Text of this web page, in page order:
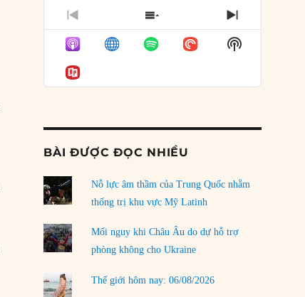
04/08/2026
Điểm mù chiến lược của Trump tại Thái Bình
Dương
03/08/2026
rủi ro
01/08/2026
31/07/2026
phải chịu đựng?
30/07/2026
PREVIOUS
EPISODE
SHOW
EPISODES
LIST
NEXT
EPISODE
Show
Podcast
BÀI ĐƯỢC ĐỌC NHIỀU
Nỗ lực âm thầm của Trung Quốc nhằm
thống trị khu vực Mỹ Latinh
Mối nguy khi Châu Âu do dự hỗ trợ
phòng không cho Ukraine
Thế giới hôm nay: 06/08/2026